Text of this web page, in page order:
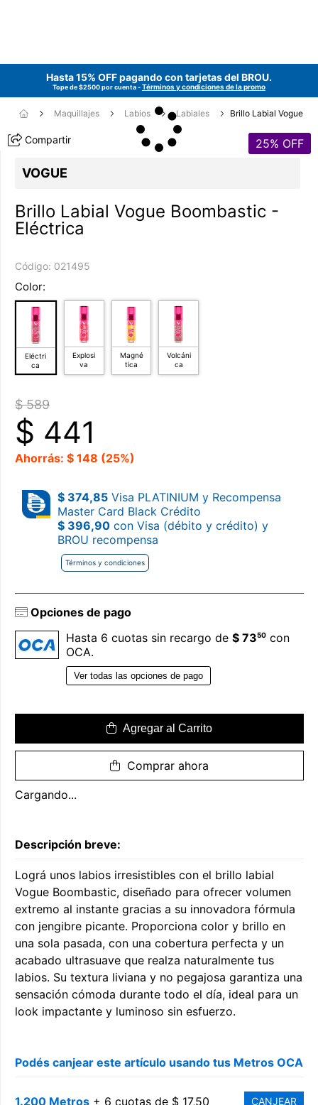
Hasta 15% OFF pagando con tarjetas del BROU.
Tope de $2500 por cuenta -Términos y condiciones de la promo
Maquillajes Labios Labiales Brillo Labial Vogue
Compartir 25% OFF
VOGUE
Brillo Labial Vogue Boombastic -
Eléctrica
Código: 021495
Color:
Eléctri
ca
Explosi
va
Magné
tica
Volcáni
ca
$ 589
$ 441
Ahorrás: $ 148 (25%)
$ 374,85 Visa PLATINIUM y Recompensa
Master Card Black Crédito
$ 396,90 con Visa (débito y crédito) y
BROU recompensa
Términos y condiciones
Opciones de pago
Hasta 6 cuotas sin recargo de $ 7350 con
OCA.
Ver todas las opciones de pago
Agregar al Carrito
Comprar ahora
Cargando...
Descripción breve:
Lográ unos labios irresistibles con el brillo labial
Vogue Boombastic, diseñado para ofrecer volumen
extremo al instante gracias a su innovadora fórmula
con jengibre picante. Proporciona color y brillo en
una sola pasada, con una cobertura perfecta y un
acabado ultrasuave que realza naturalmente tus
labios. Su textura liviana y no pegajosa garantiza una
sensación cómoda durante todo el día, ideal para un
look impactante y luminoso sin esfuerzo.
Podés canjear este artículo usando tus Metros OCA
1.200 Metros + 6 cuotas de $ 17,50 CANJEAR